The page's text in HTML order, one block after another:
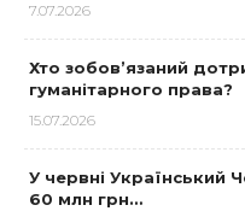
7.07.2026
Хто зобов’язаний
гуманітарного права?
15.07.2026
У червні Український
60 млн грн…